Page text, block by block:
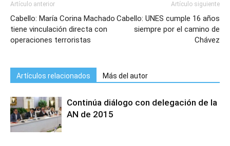
Artículo anterior
Cabello: María Corina Machado
tiene vinculación directa con
operaciones terroristas
Artículo siguiente
Cabello: UNES cumple 16 años
siempre por el camino de
Chávez
Artículos relacionados Más del autor
Continúa diálogo con delegación de la
AN de 2015